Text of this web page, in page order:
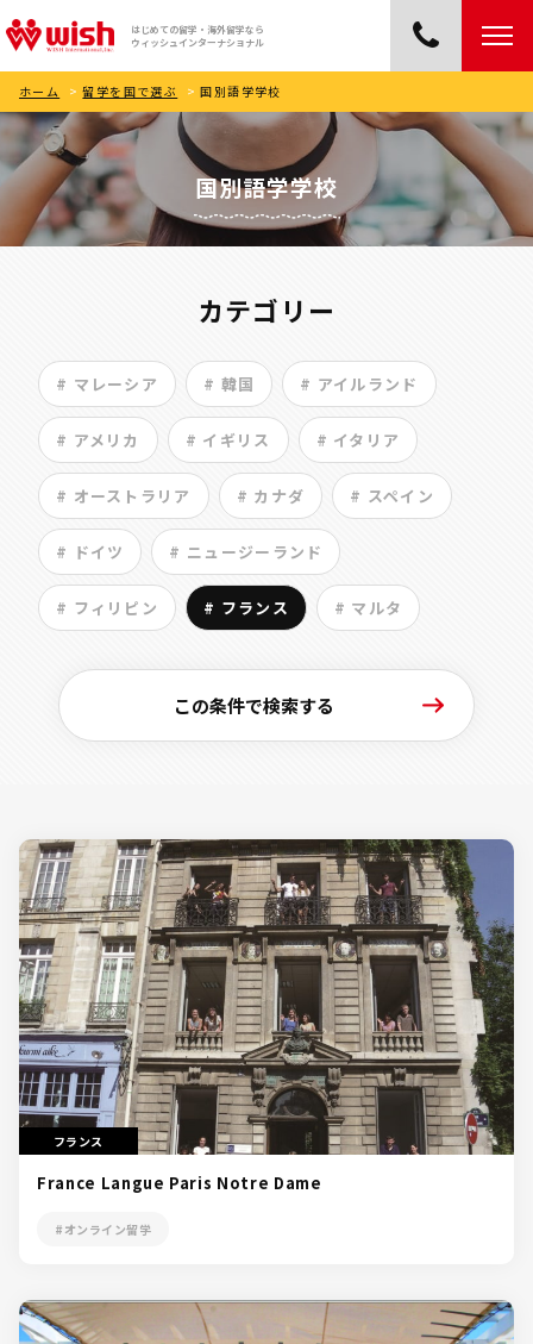
はじめての留学・海外留学なら
ウィッシュインターナショナル
ホーム > 留学を国で選ぶ > 国別語学学校
国別語学学校
カテゴリー
# マレーシア # 韓国 # アイルランド
# アメリカ # イギリス # イタリア
# オーストラリア # カナダ # スペイン
# ドイツ # ニュージーランド
# フィリピン # フランス # マルタ
この条件で検索する
フランス
France Langue Paris Notre Dame
#オンライン留学